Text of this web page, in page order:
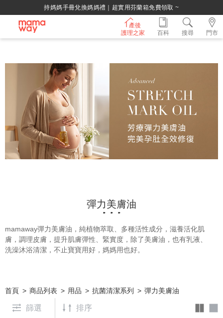
持媽媽手冊兌換媽媽禮｜超實用芬蘭箱免費領取 ~
產後
護理之家
門市
百科 搜尋
彈力美膚油
mamaway彈力美膚油，純植物萃取、多種活性成分，滋養活化肌
膚，調理皮膚，提升肌膚彈性、緊實度，除了美膚油，也有乳液
洗澡沐浴清潔 ，不止寶寶用好，媽媽用也好。
首頁 商品列表 用品 抗菌清潔系列 彈力美膚油
篩選